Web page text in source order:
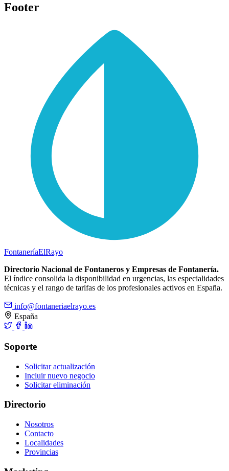
Footer
FontaneríaElRayo
Directorio Nacional de Fontaneros y Empresas de Fontanería.
El índice consolida la disponibilidad en urgencias, las especialidades
técnicas y el rango de tarifas de los profesionales activos en España.
info@fontaneriaelrayo.es
España
Soporte
Solicitar actualización
Incluir nuevo negocio
Solicitar eliminación
Directorio
Nosotros
Contacto
Localidades
Provincias